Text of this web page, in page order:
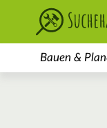
Bauen &